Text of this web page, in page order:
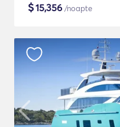
$15,356 /noapte